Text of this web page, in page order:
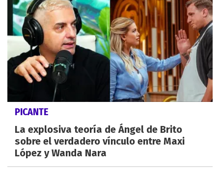
PICANTE
La explosiva teoría de Ángel de Brito
sobre el verdadero vínculo entre Maxi
López y Wanda Nara